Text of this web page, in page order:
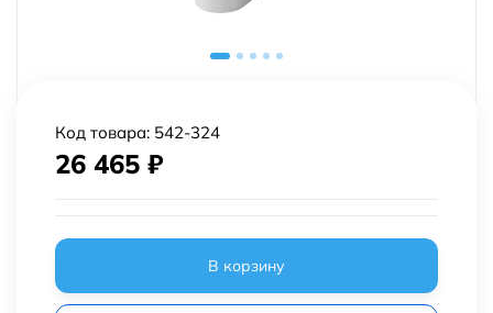
Код товара: 542-324
26 465 ₽
В корзину